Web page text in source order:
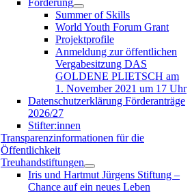
Summer of Skills
World Youth Forum Grant
Projektprofile
Anmeldung zur öffentlichen
Vergabesitzung DAS
GOLDENE PLIETSCH am
1. November 2021 um 17 Uhr
Datenschutzerklärung Förderanträge
2026/27
Stifter:innen
Transparenzinformationen für die
Öffentlichkeit
Treuhandstiftungen
Iris und Hartmut Jürgens Stiftung –
Chance auf ein neues Leben